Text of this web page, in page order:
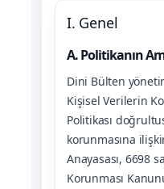
I. Genel
A. Politikanın
Dini Bülten
Kişisel Verilerin
Politikası
korunmasına
Anayasası, 6698
Korunması